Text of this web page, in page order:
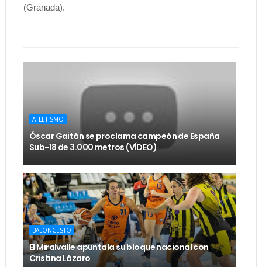
(Granada).
ATLETISMO
Óscar Gaitán se proclama campeón de España
Sub-18 de 3.000 metros (VÍDEO)
BALONCESTO
El Miralvalle apuntala su bloque nacional con
Cristina Lázaro